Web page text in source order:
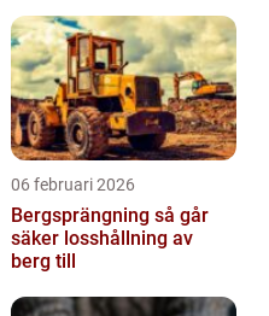
06 februari 2026
Bergsprängning så går
säker losshållning av
berg till